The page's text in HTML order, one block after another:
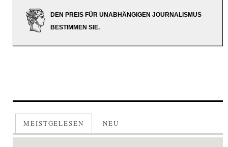
DEN PREIS FÜR UNABHÄNGIGEN JOURNALISMUS
BESTIMMEN SIE.
MEISTGELESEN NEU